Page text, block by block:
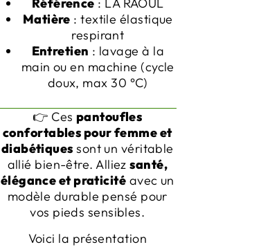
Matière : textile élastique
respirant
Entretien : lavage à la
main ou en machine (cycle
doux, max 30 °C)
👉 Ces pantoufles
confortables pour femme et
diabétiques sont un véritable
allié bien-être. Alliezsanté,
élégance et praticité avec un
modèle durable pensé pour
vos pieds sensibles.
Voici la présentation